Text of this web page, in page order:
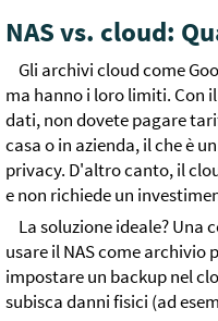
NAS vs. cloud:
Gli archivi cloud come
ma hanno i loro limiti. Con
dati, non dovete pagare
casa o in azienda, il che è
privacy. D'altro canto, il
e non richiede un
La soluzione ideale? Una
usare il NAS come archivio
impostare un backup nel
subisca danni fisici (ad